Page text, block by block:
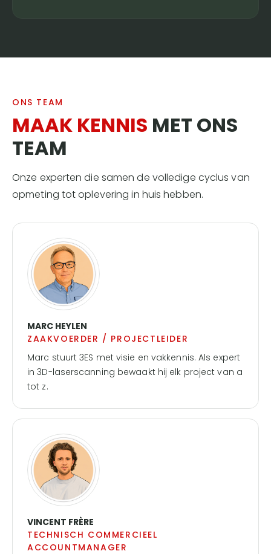
ONS TEAM
MAAK KENNIS MET ONS
TEAM
Onze experten die samen de volledige cyclus van
opmeting tot oplevering in huis hebben.
MARC HEYLEN
ZAAKVOERDER / PROJECTLEIDER
Marc stuurt 3ES met visie en vakkennis. Als expert
in 3D-laserscanning bewaakt hij elk project van a
tot z.
VINCENT FRÈRE
TECHNISCH COMMERCIEEL
ACCOUNTMANAGER